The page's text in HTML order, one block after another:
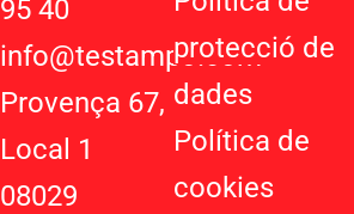
95 40
info@testampo.com
Provença 67,
Local 1
08029
protecció de
dades
Política de
cookies